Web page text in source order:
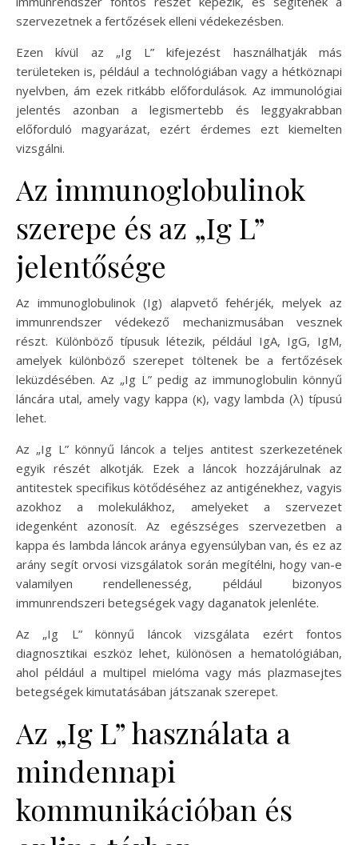
szervezetnek a fertőzések elleni védekezésben.
Ezen kívül az „Ig L” kifejezést használhatják más
területeken is, például a technológiában vagy a hétköznapi
nyelvben, ám ezek ritkább előfordulások. Az immunológiai
jelentés azonban a legismertebb és leggyakrabban
előforduló magyarázat, ezért érdemes ezt kiemelten
vizsgálni.
Az immunoglobulinok
szerepe és az „Ig L”
jelentősége
Az immunoglobulinok (Ig) alapvető fehérjék, melyek az
immunrendszer védekező mechanizmusában vesznek
részt. Különböző típusuk létezik, például IgA, IgG, IgM,
amelyek különböző szerepet töltenek be a fertőzések
leküzdésében. Az „Ig L” pedig az immunoglobulin könnyű
láncára utal, amely vagy kappa (κ), vagy lambda (λ) típusú
lehet.
Az „Ig L” könnyű láncok a teljes antitest szerkezetének
egyik részét alkotják. Ezek a láncok hozzájárulnak az
antitestek specifikus kötődéséhez az antigénekhez, vagyis
azokhoz a molekulákhoz, amelyeket a szervezet
idegenként azonosít. Az egészséges szervezetben a
kappa és lambda láncok aránya egyensúlyban van, és ez az
arány segít orvosi vizsgálatok során megítélni, hogy van-e
valamilyen rendellenesség, például bizonyos
immunrendszeri betegségek vagy daganatok jelenléte.
Az „Ig L” könnyű láncok vizsgálata ezért fontos
diagnosztikai eszköz lehet, különösen a hematológiában,
ahol például a multipel mielóma vagy más plazmasejtes
betegségek kimutatásában játszanak szerepet.
Az „Ig L” használata a
mindennapi
kommunikációban és